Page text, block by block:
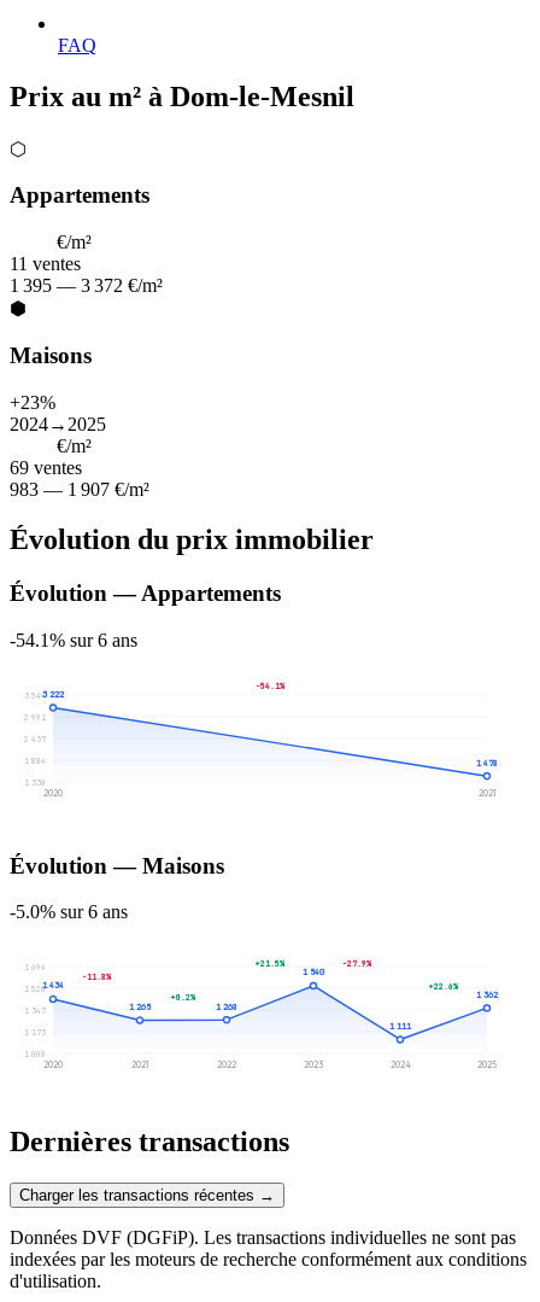
FAQ
Prix au m² à Dom-le-Mesnil
⬡
Appartements
€/m²
11 ventes
1 395 — 3 372 €/m²
⬢
Maisons
+23%
2024→2025
€/m²
69 ventes
983 — 1 907 €/m²
Évolution du prix immobilier
Évolution — Appartements
-54.1% sur 6 ans
1 330
1 884
2 437
2 991
3 5443 222
2020
1 478
2021
-54.1%
Évolution — Maisons
-5.0% sur 6 ans
1 000
1 173
1 347
1 520
1 694
1 434
2020
1 265
2021
1 268
2022
1 540
2023
1 111
2024
1 362
2025
-11.8%
+0.2%
+21.5% -27.9%
+22.6%
Dernières transactions
Charger les transactions récentes →
Données DVF (DGFiP). Les transactions individuelles ne sont pas
indexées par les moteurs de recherche conformément aux conditions
d'utilisation.